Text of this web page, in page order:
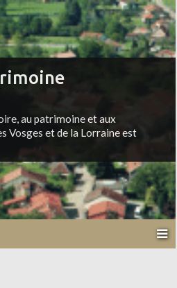
au patrimoine et aux
Vosges et de la Lorraine est